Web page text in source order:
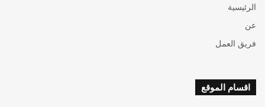
الرئيسية
عن
فريق العمل
اقسام الموقع